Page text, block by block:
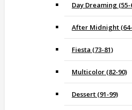
Day Dreaming (55-
After Midnight
Fiesta (73-81)
Multicolor (82-90)
Dessert (91-99)